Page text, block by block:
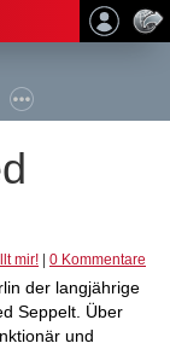
mir! 0 Kommentare
der langjährige
Seppelt. Über
und